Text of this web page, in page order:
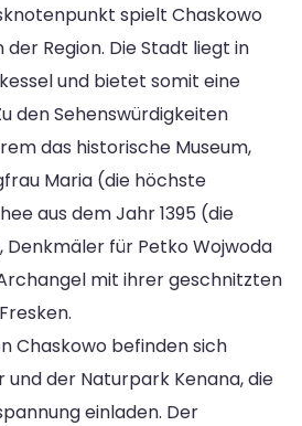
spielt Chaskowo
der Region. Die Stadt liegt in
und bietet somit eine
den Sehenswürdigkeiten
das historische Museum,
Maria (die höchste
aus dem Jahr 1395 (die
Denkmäler für Petko Wojwoda
mit ihrer geschnitzten
Chaskowo befinden sich
und der Naturpark Kenana, die
einladen. Der